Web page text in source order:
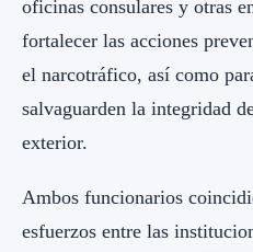
oficinas consulares y otras
fortalecer las acciones
el narcotráfico, así como
salvaguarden la integridad
exterior.
Ambos funcionarios
esfuerzos entre las